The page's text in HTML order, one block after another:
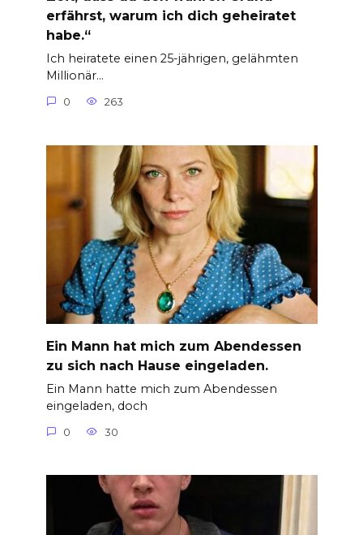
erfährst, warum ich dich geheiratet
habe.“
Ich heiratete einen 25-jährigen, gelähmten
Millionär…
0 263
Ein Mann hat mich zum Abendessen
zu sich nach Hause eingeladen.
Ein Mann hatte mich zum Abendessen
eingeladen, doch
0 30